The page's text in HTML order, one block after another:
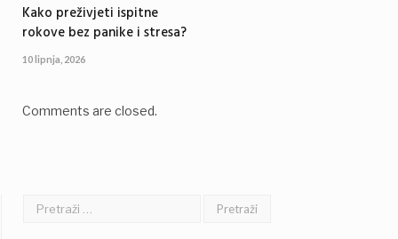
Kako preživjeti ispitne
rokove bez panike i stresa?
10 lipnja, 2026
Comments are closed.